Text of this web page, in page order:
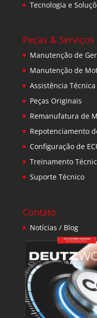
Tecnologia e
Peças & Serviços
Manutenção de
Manutenção de
Assistência Técnica
Peças Originais
Remanufatura de
Repotenciamento
Configuração de
Treinamento
Suporte Técnico
Contato
Notícias / Blog